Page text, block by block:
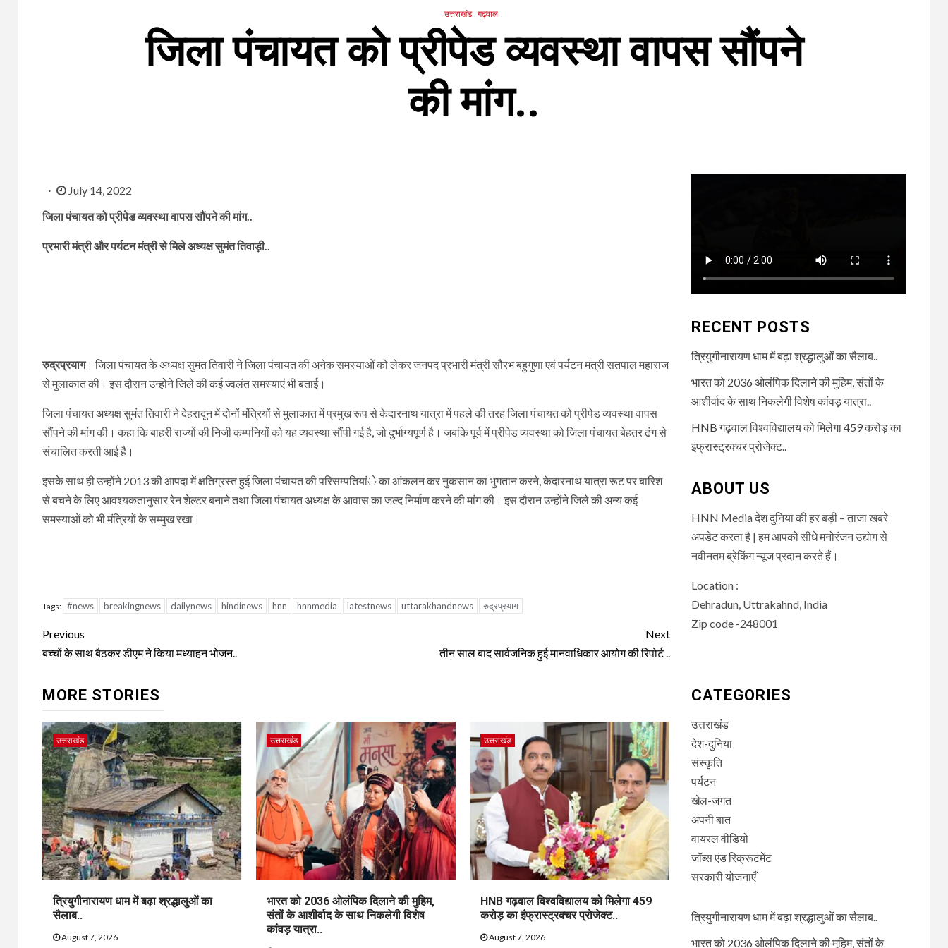
उत्तराखंड गढ़वाल
जिला पंचायत को प्रीपेड व्यवस्था वापस सौंपने
की मांग..
July 14, 2022
जिला पंचायत को प्रीपेड व्यवस्था वापस सौंपने की मांग..
प्रभारी मंत्री और पर्यटन मंत्री से मिले अध्यक्ष सुमंत तिवाड़ी..
रुद्रप्रयाग। जिला पंचायत के अध्यक्ष सुमंत तिवारी ने जिला पंचायत की अनेक समस्याओं को लेकर जनपद प्रभारी मंत्री सौरभ बहुगुणा एवं पर्यटन मंत्री सतपाल महाराज
से मुलाकात की। इस दौरान उन्होंने जिले की कई ज्वलंत समस्याएं भी बताई।
जिला पंचायत अध्यक्ष सुमंत तिवारी ने देहरादून में दोनों मंत्रियों से मुलाकात में प्रमुख रूप से केदारनाथ यात्रा में पहले की तरह जिला पंचायत को प्रीपेड व्यवस्था वापस
सौंपने की मांग की। कहा कि बाहरी राज्यों की निजी कम्पनियों को यह व्यवस्था सौंपी गई है, जो दुर्भाग्यपूर्ण है। जबकि पूर्व में प्रीपेड व्यवस्था को जिला पंचायत बेहतर ढंग से
संचालित करती आई है।
इसके साथ ही उन्होंने 2013 की आपदा में क्षतिग्रस्त हुई जिला पंचायत की परिसम्पतियांे का आंकलन कर नुकसान का भुगतान करने, केदारनाथ यात्रा रूट पर बारिश
से बचने के लिए आवश्यकतानुसार रेन शेल्टर बनाने तथा जिला पंचायत अध्यक्ष के आवास का जल्द निर्माण करने की मांग की। इस दौरान उन्होंने जिले की अन्य कई
समस्याओं को भी मंत्रियों के सम्मुख रखा।
Tags: #news breakingnews dailynews hindinews hnn hnnmedia latestnews uttarakhandnews रुद्रप्रयाग
Continue
Reading
Previous
बच्चों के साथ बैठकर डीएम ने किया मध्याहन भोजन..
Next
तीन साल बाद सार्वजनिक हुई मानवाधिकार आयोग की रिपोर्ट ..
MORE STORIES
उत्तराखंड
त्रियुगीनारायण धाम में बढ़ा श्रद्धालुओं का
सैलाब..
August 7, 2026
उत्तराखंड
भारत को 2036 ओलंपिक दिलाने की मुहिम,
संतों के आशीर्वाद के साथ निकलेगी विशेष
कांवड़ यात्रा..
उत्तराखंड
HNB गढ़वाल विश्वविद्यालय को मिलेगा 459
करोड़ का इंफ्रास्ट्रक्चर प्रोजेक्ट..
August 7, 2026
RECENT POSTS
त्रियुगीनारायण धाम में बढ़ा श्रद्धालुओं का सैलाब..
भारत को 2036 ओलंपिक दिलाने की मुहिम, संतों के
आशीर्वाद के साथ निकलेगी विशेष कांवड़ यात्रा..
HNB गढ़वाल विश्वविद्यालय को मिलेगा 459 करोड़ का
इंफ्रास्ट्रक्चर प्रोजेक्ट..
ABOUT US
HNN Media देश दुनिया की हर बड़ी – ताजा खबरे
अपडेट करता है | हम आपको सीधे मनोरंजन उद्योग से
नवीनतम ब्रेकिंग न्यूज प्रदान करते हैं।
Location :
Dehradun, Uttrakahnd, India
Zip code -248001
CATEGORIES
उत्तराखंड
देश-दुनिया
संस्कृति
पर्यटन
खेल-जगत
अपनी बात
वायरल वीडियो
जॉब्स एंड रिक्रूटमेंट
सरकारी योजनाएँ
त्रियुगीनारायण धाम में बढ़ा श्रद्धालुओं का सैलाब..
भारत को 2036 ओलंपिक दिलाने की मुहिम, संतों के